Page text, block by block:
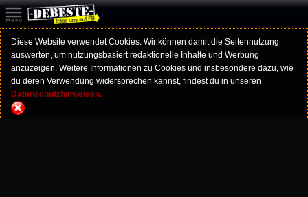
Diese Website verwendet Cookies. Wir können damit die Seitennutzung
auswerten, um nutzungsbasiert redaktionelle Inhalte und Werbung
anzuzeigen. Weitere Informationen zu Cookies und insbesondere dazu, wie
du deren Verwendung widersprechen kannst, findest du in unseren
Datenschutzhinweisen.